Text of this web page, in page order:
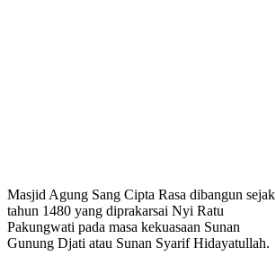
Masjid Agung Sang Cipta Rasa dibangun sejak
tahun 1480 yang diprakarsai Nyi Ratu
Pakungwati pada masa kekuasaan Sunan
Gunung Djati atau Sunan Syarif Hidayatullah.